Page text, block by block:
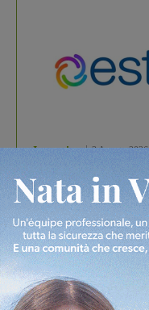
In vetrina 3 Agosto 2026
Estra Notizie
studenti
debutta il
Più lette